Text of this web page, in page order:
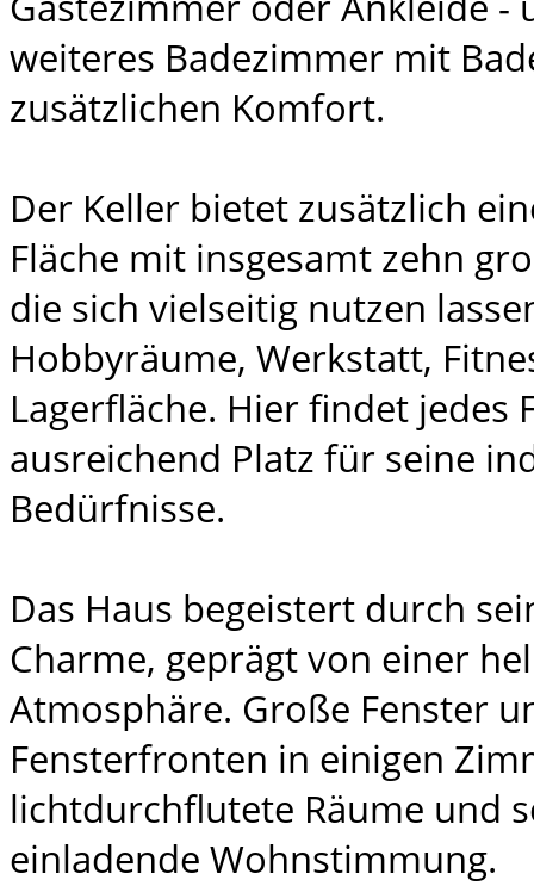
weiteres Badezimmer mit
zusätzlichen Komfort.
Der Keller bietet zusätzlich
Fläche mit insgesamt zehn
die sich vielseitig nutzen
Hobbyräume, Werkstatt,
Lagerfläche. Hier findet jedes
ausreichend Platz für seine
Bedürfnisse.
Das Haus begeistert durch
Charme, geprägt von einer
Atmosphäre. Große Fenster
Fensterfronten in einigen
lichtdurchflutete Räume und
einladende Wohnstimmung.